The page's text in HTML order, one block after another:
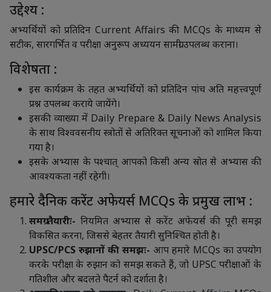
उद्देश्य :
अभ्यर्थियों को प्रतिदिन Current Affairs की MCQs के माध्यम से
सटीक, सारगर्भित व परीक्षा अनुरूप अध्ययन सामग्री उपलब्ध कराना।
विशेषता :
इस कार्यक्रम के तहत अभ्यर्थियों को प्रतिदिन पांच अति महत्त्वपूर्ण
प्रश्न उपलब्ध कराये जायेंगे।
इसकी व्याख्या में Daily Prepare & Daily News Analysis
के साथ विश्ववसनीय स्त्रोतों से अतिरिक्त सूचनाओं को शामिल किया
गया है।
इसके अभ्यास के पश्चात् आपको किसी अन्य स्रोत से अभ्यास की
आवश्यकता नहीं रहेगी।
हमारे दैनिक करेंट अफेयर्स MCQs के प्रमुख लाभ :
समग्र तैयारीः- नियमित अभ्यास से करेंट अफेयर्स की पूरी समझ
विकसित करना, जिससे बेहतर तैयारी सुनिश्चित होती है।
UPSC/PCS रुझानों की समझः- आप हमारे MCQs का उपयोग
करके परीक्षा के रुझान को समझ सकते हैं, जो UPSC परीक्षाओं के
गतिशील और बदलते पैटर्न को दर्शाता है।